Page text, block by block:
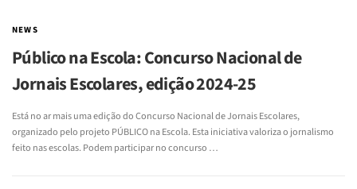
NEWS
Público na Escola: Concurso Nacional de
Jornais Escolares, edição 2024-25
Está no ar mais uma edição do Concurso Nacional de Jornais Escolares,
organizado pelo projeto PÚBLICO na Escola. Esta iniciativa valoriza o jornalismo
feito nas escolas. Podem participar no concurso …